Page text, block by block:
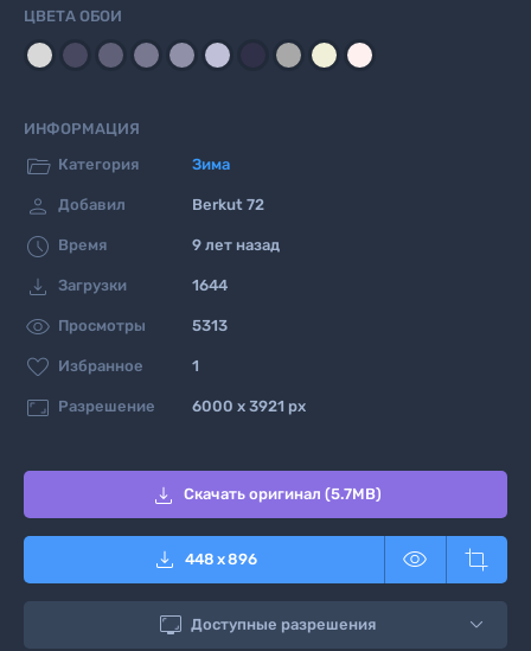
ЦВЕТА ОБОИ
ИНФОРМАЦИЯ
 Категория Зима
 Добавил Berkut 72
 Время 9 лет назад
 Загрузки 1644
 Просмотры 5313
 Избранное 1
 Разрешение 6000 x 3921 px
 Скачать оригинал (5.7MB)
 448 x896  
 Доступные разрешения